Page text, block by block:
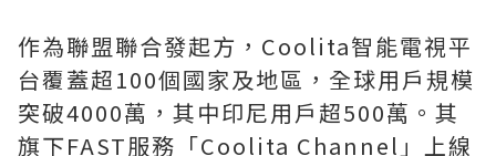
作為聯盟聯合發起方，Coolita智能電視平
台覆蓋超100個國家及地區，全球用戶規模
突破4000萬，其中印尼用戶超500萬。其
旗下FAST服務「Coolita Channel」上線